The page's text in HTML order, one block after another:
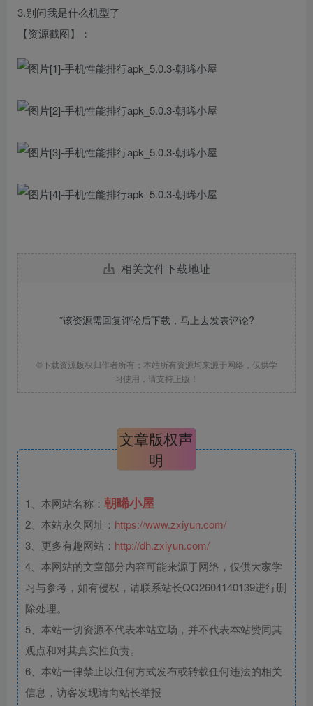
3.别问我是什么机型了
【资源截图】：
相关文件下载地址
*该资源需回复评论后下载，马上去发表评论?
©下载资源版权归作者所有；本站所有资源均来源于网络，仅供学
习使用，请支持正版！
文章版权声
明
1、本网站名称： 朝晞小屋
2、本站永久网址： https://www.zxiyun.com/
3、更多有趣网站： http://dh.zxiyun.com/
4、本网站的文章部分内容可能来源于网络，仅供大家学
习与参考，如有侵权，请联系站长QQ2604140139进行删
除处理。
5、本站一切资源不代表本站立场，并不代表本站赞同其
观点和对其真实性负责。
6、本站一律禁止以任何方式发布或转载任何违法的相关
信息，访客发现请向站长举报